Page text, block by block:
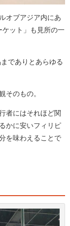
オブアジア内にあ
ケット」も見所の一
でありとあらゆる
そのもの。
者にはそれほど関
かに安いフィリピ
を味わえることで